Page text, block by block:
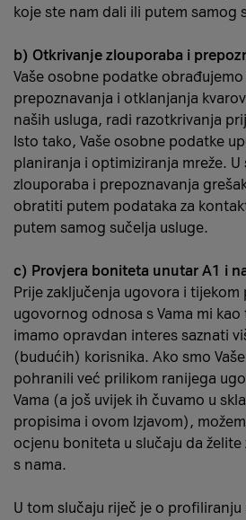
koje ste nam dali ili putem samog
b) Otkrivanje zlouporaba i
Vaše osobne podatke
prepoznavanja i otklanjanja
naših usluga, radi razotkrivanja
Isto tako, Vaše osobne podatke
planiranja i optimiziranja mreže. U
zlouporaba i prepoznavanja
obratiti putem podataka za
putem samog sučelja usluge.
c) Provjera boniteta unutar A1 i
Prije zaključenja ugovora i
ugovornog odnosa s Vama mi
imamo opravdan interes saznati
(budućih) korisnika. Ako smo
pohranili već prilikom ranijega
Vama (a još uvijek ih čuvamo u
propisima i ovom Izjavom),
ocjenu boniteta u slučaju da
s nama.
U tom slučaju riječ je o profiliranju